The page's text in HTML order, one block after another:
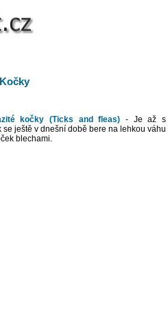
Kočky
kočky (Ticks and fleas) - Je až s
se ještě v dnešní době bere na lehkou váhu
blechami.